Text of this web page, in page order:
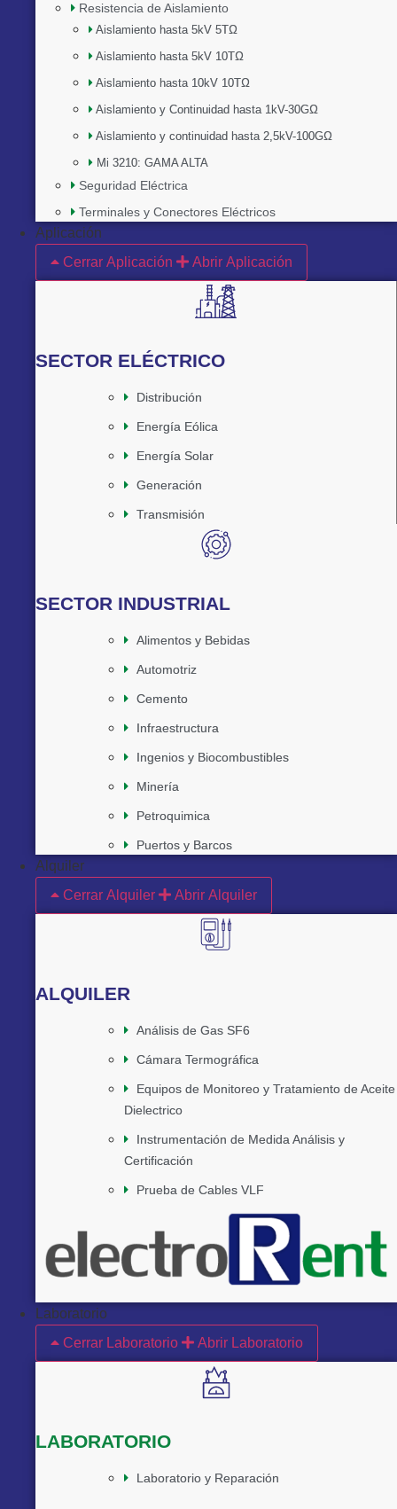
Resistencia de Aislamiento
Aislamiento hasta 5kV 5TΩ
Aislamiento hasta 5kV 10TΩ
Aislamiento hasta 10kV 10TΩ
Aislamiento y Continuidad hasta 1kV-30GΩ
Aislamiento y continuidad hasta 2,5kV-100GΩ
Mi 3210: GAMA ALTA
Seguridad Eléctrica
Terminales y Conectores Eléctricos
Aplicación
Cerrar Aplicación
Abrir Aplicación
SECTOR ELÉCTRICO
Distribución
Energía Eólica
Energía Solar
Generación
Transmisión
SECTOR INDUSTRIAL
Alimentos y Bebidas
Automotriz
Cemento
Infraestructura
Ingenios y Biocombustibles
Minería
Petroquimica
Puertos y Barcos
Alquiler
Cerrar Alquiler
Abrir Alquiler
ALQUILER
Análisis de Gas SF6
Cámara Termográfica
Equipos de Monitoreo y Tratamiento de Aceite
Dielectrico
Instrumentación de Medida Análisis y
Certificación
Prueba de Cables VLF
Laboratorio
Cerrar Laboratorio
Abrir Laboratorio
LABORATORIO
Laboratorio y Reparación